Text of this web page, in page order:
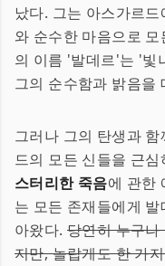
났다. 그는 아스가르
와 순수한 마음으로
의 이름 '발데르'는 '빛
그의 순수함과 밝음을
그러나 그의 탄생과
드의 모든 신들을 근
스터리한 죽음에 관한
는 모든 존재들에게
아왔다. 당연히 누구
지만, 놀랍게도 한 가